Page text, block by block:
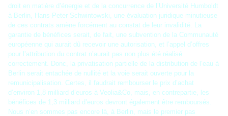
droit en matière d’énergie et de la concurrence de l’Université Humboldt
à Berlin, Hans-Peter Schwintowski, une évaluation juridique minutieuse
de ces contrats amène forcément au constat de leur invalidité. La
garantie de bénéfices serait, de fait, une subvention de la Communauté
européenne qui aurait dû recevoir une autorisation, et l’appel d’offres
pour l’attribution du contrat n’aurait pas non plus été réalisé
correctement. Donc, la privatisation partielle de la distribution de l’eau à
Berlin serait entachée de nullité et la voie serait ouverte pour la
remunicipalisation. Certes, il faudrait rembourser le prix d’achat
d’environ 1,8 milliard d’euros à Veolia&Co, mais, en contrepartie, les
bénéfices de 1,3 milliard d’euros devront également être remboursés.
Nous n’en sommes pas encore là, à Berlin, mais le premier pas